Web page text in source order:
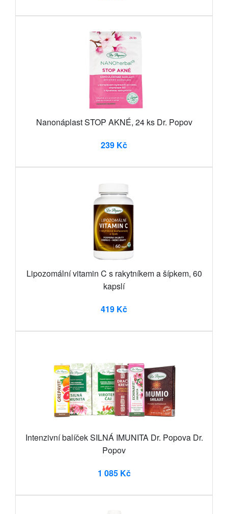
Nanonáplast STOP AKNÉ, 24 ks Dr. Popov
239 Kč
Lipozomální vitamin C s rakytníkem a šípkem, 60
kapslí
419 Kč
Intenzivní balíček SILNÁ IMUNITA Dr. Popova Dr.
Popov
1 085 Kč